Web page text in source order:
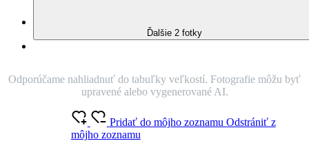
Sviežosť a jemnosť nedodá bielizni len aviváž. Dôležitá je príjemná
priedušná bavlna s padnúcim strihom, ak tomu jarný lila odtieň.
O produkte